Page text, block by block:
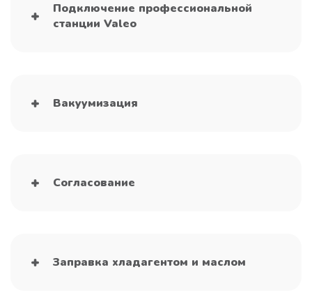
Подключение профессиональной
станции Valeo
Вакуумизация
Согласование
Заправка хладагентом и маслом